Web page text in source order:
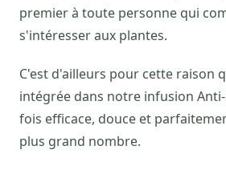
premier à toute personne qui
s'intéresser aux plantes.
C'est d'ailleurs pour cette raison
intégrée dans notre infusion Anti-
fois efficace, douce et
plus grand nombre.